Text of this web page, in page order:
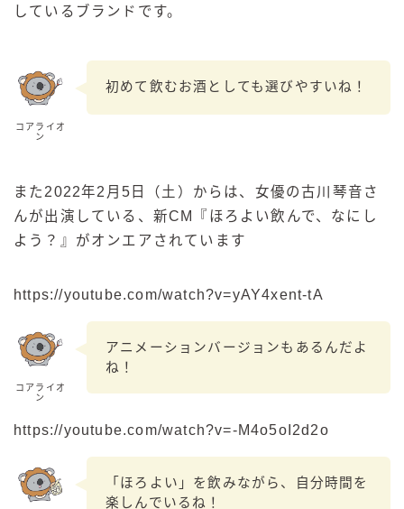
しているブランドです。
コアライオ
ン
初めて飲むお酒としても選びやすいね！
また2022年2月5日（土）からは、女優の古川琴音さ
んが出演している、新CM『ほろよい飲んで、なにし
よう？』がオンエアされています
https://youtube.com/watch?v=yAY4xent-tA
コアライオ
ン
アニメーションバージョンもあるんだよ
ね！
https://youtube.com/watch?v=-M4o5oI2d2o
「ほろよい」を飲みながら、自分時間を
楽しんでいるね！